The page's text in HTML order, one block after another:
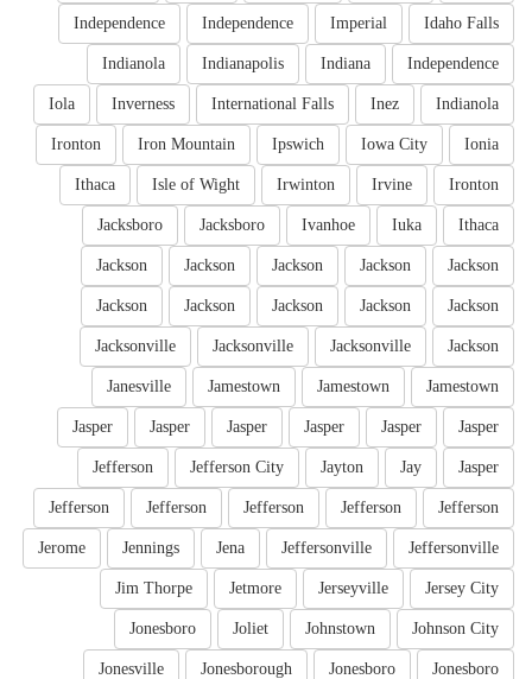
Idaho Falls
Imperial
Independence
Independence
Independence
Indiana
Indianapolis
Indianola
Indianola
Inez
International Falls
Inverness
Iola
Ionia
Iowa City
Ipswich
Iron Mountain
Ironton
Ironton
Irvine
Irwinton
Isle of Wight
Ithaca
Ithaca
Iuka
Ivanhoe
Jacksboro
Jacksboro
Jackson
Jackson
Jackson
Jackson
Jackson
Jackson
Jackson
Jackson
Jackson
Jackson
Jackson
Jacksonville
Jacksonville
Jacksonville
Jamestown
Jamestown
Jamestown
Janesville
Jasper
Jasper
Jasper
Jasper
Jasper
Jasper
Jasper
Jay
Jayton
Jefferson City
Jefferson
Jefferson
Jefferson
Jefferson
Jefferson
Jefferson
Jeffersonville
Jeffersonville
Jena
Jennings
Jerome
Jersey City
Jerseyville
Jetmore
Jim Thorpe
Johnson City
Johnstown
Joliet
Jonesboro
Jonesboro
Jonesboro
Jonesborough
Jonesville